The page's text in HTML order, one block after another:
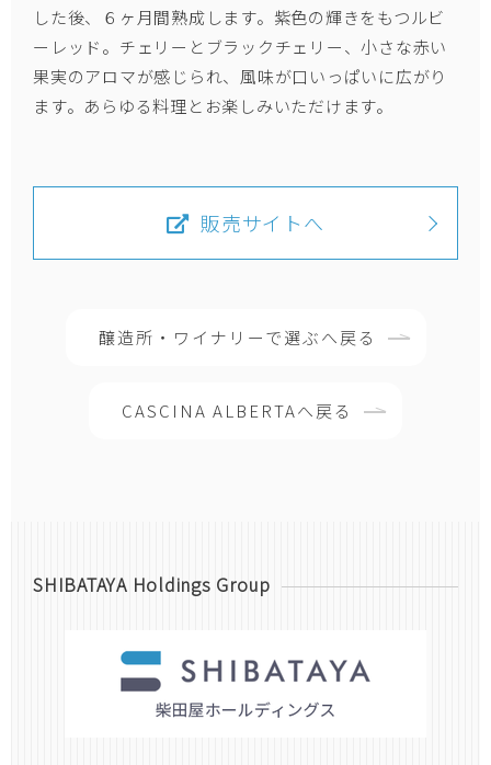
した後、６ヶ月間熟成します。紫色の輝きをもつルビ
ーレッド。チェリーとブラックチェリー、小さな赤い
果実のアロマが感じられ、風味が口いっぱいに広がり
ます。あらゆる料理とお楽しみいただけます。
販売サイトへ
醸造所・ワイナリーで選ぶへ戻る
CASCINA ALBERTAへ戻る
SHIBATAYA Holdings Group